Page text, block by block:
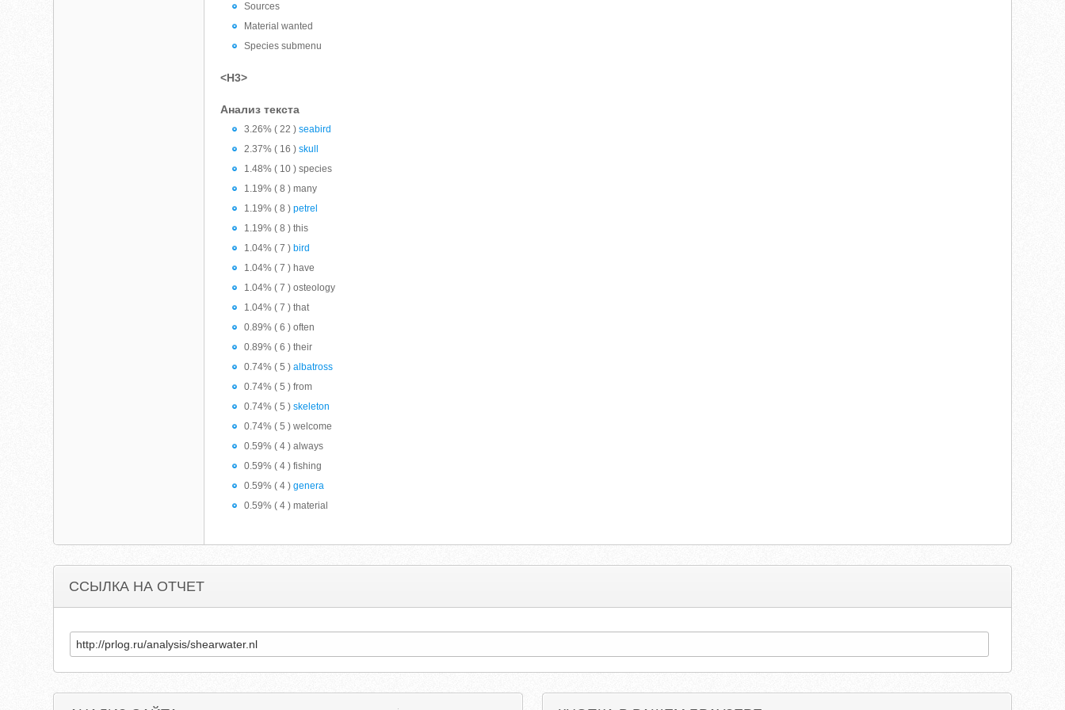
Sources
Material wanted
Species submenu
<H3>
Анализ текста
3.26% ( 22 )seabird
2.37% ( 16 )skull
1.48% ( 10 ) species
1.19% ( 8 ) many
1.19% ( 8 )petrel
1.19% ( 8 ) this
1.04% ( 7 ) bird
1.04% ( 7 ) have
1.04% ( 7 ) osteology
1.04% ( 7 ) that
0.89% ( 6 ) often
0.89% ( 6 ) their
0.74% ( 5 )albatross
0.74% ( 5 ) from
0.74% ( 5 )skeleton
0.74% ( 5 ) welcome
0.59% ( 4 ) always
0.59% ( 4 ) fishing
0.59% ( 4 )genera
0.59% ( 4 ) material
ССЫЛКА НА ОТЧЕТ